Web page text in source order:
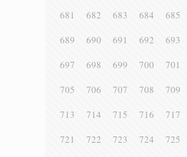
681
682 683 684 685
689
690 691 692 693
697
698 699 700 701
705
706 707 708 709
713
714 715 716 717
721
722 723 724 725